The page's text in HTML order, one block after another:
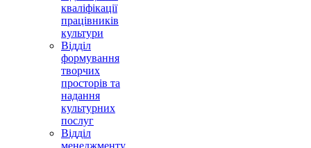
кваліфікації
працівників
культури
Відділ
формування
творчих
просторів та
надання
культурних
послуг
Відділ
менеджменту,